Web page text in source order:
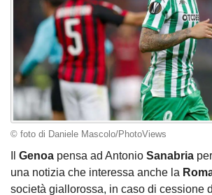
© foto di Daniele Mascolo/PhotoViews
Genoa pensa ad Antonio Sanabria
una notizia che interessa anche la
società giallorossa, in caso di cessione